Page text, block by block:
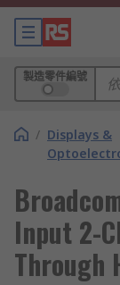
製造零件編號
/ Displays &
Input 2-
Through